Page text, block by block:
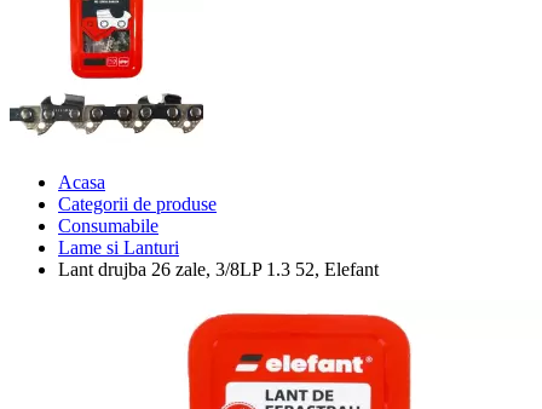
Acasa
Categorii de produse
Consumabile
Lame si Lanturi
Lant drujba 26 zale, 3/8LP 1.3 52, Elefant